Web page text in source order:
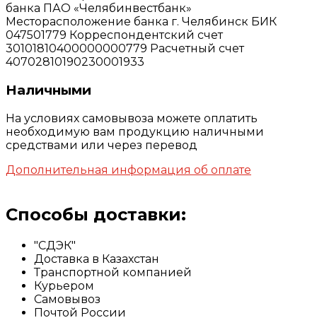
банка ПАО «Челябинвестбанк»
Месторасположение банка г. Челябинск БИК
047501779 Корреспондентский счет
30101810400000000779 Расчетный счет
40702810190230001933
Наличными
На условиях самовывоза можете оплатить
необходимую вам продукцию наличными
средствами или через перевод
Дополнительная информация об оплате
Способы доставки:
"СДЭК"
Доставка в Казахстан
Транспортной компанией
Курьером
Самовывоз
Почтой России